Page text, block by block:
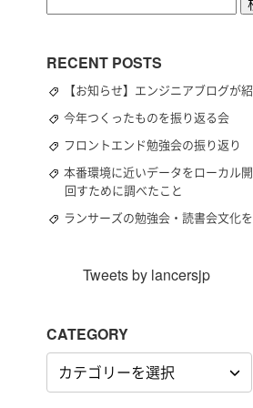
RECENT POSTS
【お知らせ】エンジニアブログが
今年つくったものを振り返る会
フロントエンド勉強会の振り返り
本番環境に近いデータをローカル
回すために調べたこと
ランサーズの勉強会・読書会文化
Tweets by lancersjp
CATEGORY
CATEGORY